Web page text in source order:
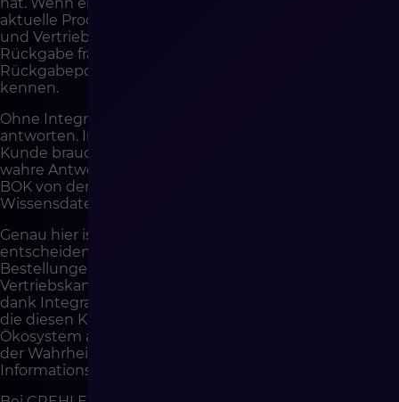
hat. Wenn er nach einem Produkt fragt, sollte KI
aktuelle Produktdaten, Verfügbarkeit, Dokumentation
und Vertriebsregeln nutzen. Wenn er nach einer
Rückgabe fragt, sollte sie den Bestellstatus, die
Rückgabepolitik und den Prozess auf Shopseite
kennen.
Ohne Integration beginnt KI zu raten oder allgemein zu
antworten. Im Kundenservice ist das sehr riskant. Der
Kunde braucht keine kreative Antwort. Er braucht eine
wahre Antwort. Deshalb hängt die Qualität von KI im
BOK von der Qualität der Daten, Integrationen und
Wissensdatenbank ab.
Genau hier ist die Rolle der E-Commerce-Architektur
entscheidend. Shopware kann Daten über
Bestellungen, Kunden, Warenkörbe, Produkte,
Vertriebskanäle, Status und Zahlungen liefern und
dank Integrationen mit Systemen verbunden werden,
die diesen Kontext ergänzen. KI kann an ein solches
Ökosystem angeschlossen werden, muss aber Quellen
der Wahrheit nutzen und nicht zufällige
Informationsfragmente.